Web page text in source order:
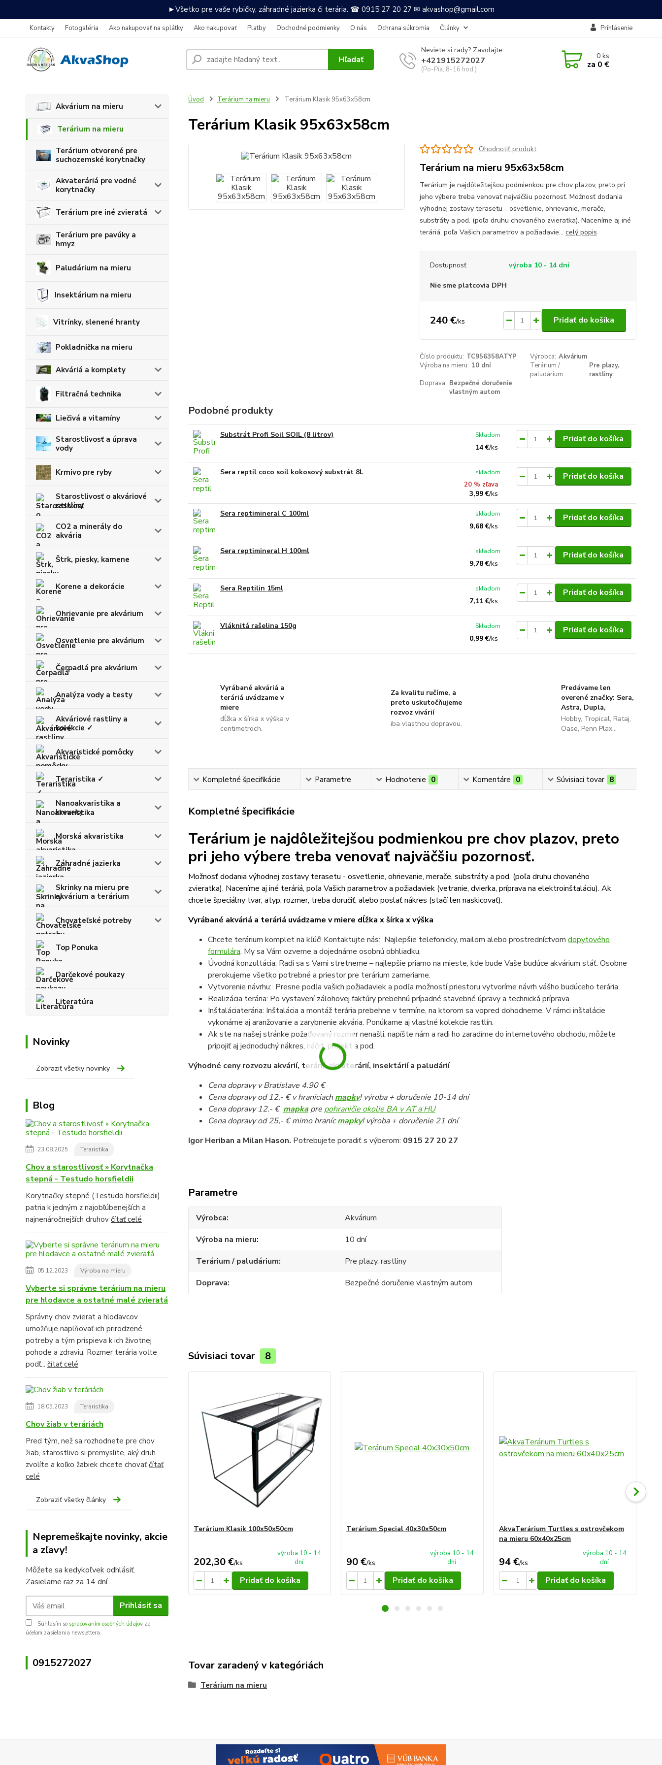
►Všetko pre vaše rybičky, záhradné jazierka či terária. ☎ 0915 27 20 27 ✉ akvashop@gmail.com
Kontakty Fotogaléria Ako nakupovať na splátky Ako nakupovať Platby Obchodné podmienky O nás Ochrana súkromia Články Prihlásenie
Hľadať
Neviete si rady? Zavolajte.
+421915272027
(Po-Pia, 8-16 hod.)
0ks
za 0 €
Akvárium na mieru
Terárium na mieru
Terárium otvorené pre
suchozemské korytnačky
Akvateráriá pre vodné
korytnačky
Terárium pre iné zvieratá
Terárium pre pavúky a
hmyz
Paludárium na mieru
Insektárium na mieru
Vitrínky, slenené hranty
Pokladnička na mieru
Akváriá a komplety
Filtračná technika
Liečivá a vitamíny
Starostlivosť a úprava
vody
Krmivo pre ryby
Starostlivosť o akváriové
rastliny
CO2 a minerály do
akvária
Štrk, piesky, kamene
Korene a dekorácie
Ohrievanie pre akvárium
Osvetlenie pre akvárium
Čerpadlá pre akvárium
Analýza vody a testy
Akváriové rastliny a
kolekcie ✓
Akvaristické pomôcky
Teraristika ✓
Nanoakvaristika a
krevety
Morská akvaristika
Záhradné jazierka
Skrinky na mieru pre
akvárium a terárium
Chovateľské potreby
Top Ponuka
Darčekové poukazy
Literatúra
Novinky
Zobraziť všetky novinky
Blog
23.08.2025 Teraristika
Chov a starostlivosť » Korytnačka
stepná - Testudo horsfieldii
Korytnačky stepné (Testudo horsfieldii)
patria k jedným z najobľúbenejších a
najnenáročnejších druhov čítať celé
05.12.2023 Výroba na mieru
Vyberte si správne terárium na mieru
pre hlodavce a ostatné malé zvieratá
Správny chov zvierat a hlodavcov
umožňuje naplňovať ich prirodzené
potreby a tým prispieva k ich životnej
pohode a zdraviu. Rozmer terária voľte
podľ... čítať celé
18.05.2023 Teraristika
Chov žiab v teráriách
Pred tým, než sa rozhodnete pre chov
žiab, starostlivo si premyslite, aký druh
zvolíte a koľko žabiek chcete chovaťčítať
celé
Zobraziť všetky články
Nepremeškajte novinky, akcie
a zľavy!
Môžete sa kedykoľvek odhlásiť.
Zasielame raz za 14 dní.
Prihlásiť sa
Súhlasím so spracovaním osobných údajov za
účelom zasielania newslettera.
0915272027
Úvod Terárium na mieru Terárium Klasik 95x63x58cm
Terárium Klasik 95x63x58cm
Ohodnotiť produkt
Terárium na mieru 95x63x58cm
Terárium je najdôležitejšou podmienkou pre chov plazov, preto pri
jeho výbere treba venovať najväčšiu pozornosť. Možnosť dodania
výhodnej zostavy terasetu - osvetlenie, ohrievanie, merače,
substráty a pod. (poľa druhu chovaného zvieratka). Naceníme aj iné
teráriá, poľa Vašich parametrov a požiadavie... celý popis
Dostupnosť výroba 10 - 14 dní
Nie sme platcovia DPH
240 €/ks Pridať do košíka
Číslo produktu: TC956358ATYP Výrobca: Akvárium
Výroba na mieru: 10 dní
Terárium /
paludárium:
Pre plazy,
rastliny
Doprava: Bezpečné doručenie
vlastným autom
Podobné produkty
Substrát Profi Soil SOIL (8 litrov)
14 €/ks
Skladom Pridať do košíka
Sera reptil coco soil kokosový substrát 8L
20 % zľava
3,99 €/ks
skladom Pridať do košíka
Sera reptimineral C 100ml
9,68 €/ks
skladom Pridať do košíka
Sera reptimineral H 100ml
9,78 €/ks
skladom Pridať do košíka
Sera Reptilin 15ml
7,11 €/ks
skladom Pridať do košíka
Vláknitá rašelina 150g
0,99 €/ks
Skladom Pridať do košíka
Vyrábané akváriá a
teráriá uvádzame v
miere
dĺžka x šírka x výška v
centimetroch.
Za kvalitu ručíme, a
preto uskutočňujeme
rozvoz vivárií
iba vlastnou dopravou.
Predávame len
overené značky: Sera,
Astra, Dupla,
Hobby, Tropical, Rataj,
Oase, Penn Plax...
Kompletné špecifikácie Parametre Hodnotenie 0 Komentáre 0 Súvisiaci tovar 8
Kompletné špecifikácie
Terárium je najdôležitejšou podmienkou pre chov plazov, preto
pri jeho výbere treba venovať najväčšiu pozornosť.
Možnosť dodania výhodnej zostavy terasetu - osvetlenie, ohrievanie, merače, substráty a pod. (poľa druhu chovaného
zvieratka). Naceníme aj iné teráriá, poľa Vašich parametrov a požiadaviek (vetranie, dvierka, príprava na elektroinštaláciu). Ak
chcete špeciálny tvar, atyp, rozmer, treba doručiť, alebo poslať nákres (stačí len naskicovať).
Vyrábané akváriá a teráriá uvádzame v miere dĺžka x šírka x výška
Chcete terárium komplet na kľúč! Kontaktujte nás: Najlepšie telefonicky, mailom alebo prostredníctvom dopytového
formulára. My sa Vám ozveme a dojednáme osobnú obhliadku.
Úvodná konzultácia: Radi sa s Vami stretneme – najlepšie priamo na mieste, kde bude Vaše budúce akvárium stáť. Osobne
prerokujeme všetko potrebné a priestor pre terárium zameriame.
Vytvorenie návrhu: Presne podľa vašich požiadaviek a podľa možností priestoru vytvoríme návrh vášho budúceho terária.
Realizácia terária: Po vystavení zálohovej faktúry prebehnú prípadné stavebné úpravy a technická príprava.
Inštaláciaterária: Inštalácia a montáž terária prebehne v termíne, na ktorom sa vopred dohodneme. V rámci inštalácie
vykonáme aj aranžovanie a zarybnenie akvária. Ponúkame aj vlastné kolekcie rastlín.
Ak ste na našej stránke požadovaný rozmer nenašli, napíšte nám a radi ho zaradíme do internetového obchodu, môžete
pripojiť aj jednoduchý nákres, náčrt, projekt a pod.
Výhodné ceny rozvozu akvárií, terárií, akvaterárií, insektárií a paludárií
Cena dopravy v Bratislave 4.90 €
Cena dopravy od 12,- € v hraniciachmapky! výroba + doručenie 10-14 dní
Cena dopravy 12.- € mapkapre pohraničie okolie BA v AT a HU
Cena dopravy od 25,- € mimo hranícmapky! výroba + doručenie 21 dní
Igor Heriban a Milan Hason. Potrebujete poradiť s výberom: 0915 27 20 27
Parametre
Výrobca
Akvárium
Výroba na mieru
10 dní
Terárium / paludárium
Pre plazy, rastliny
Doprava
Bezpečné doručenie vlastným autom
Súvisiaci tovar 8
Terárium Klasik 100x50x50cm
202,30 €/ks
výroba 10 - 14
dní
Pridať do košíka
Terárium Special 40x30x50cm
90 €/ks
výroba 10 - 14
dní
Pridať do košíka
AkvaTerárium Turtles s ostrovčekom
na mieru 60x40x25cm
94 €/ks
výroba 10 - 14
dní
Pridať do košíka
Tovar zaradený v kategóriách
Terárium na mieru